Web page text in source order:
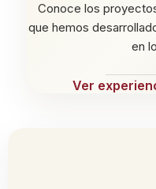
Conoce los
que hemos
en
Ver